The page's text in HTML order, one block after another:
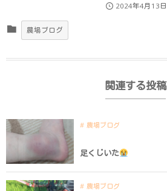
2024年4月13日
農場ブログ
関連する投稿
農場ブログ
足くじいた
農場ブログ